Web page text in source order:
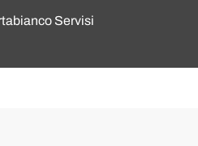
Servisi